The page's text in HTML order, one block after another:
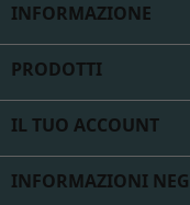
INFORMAZIONE
PRODOTTI
IL TUO ACCOUNT
INFORMAZIONI